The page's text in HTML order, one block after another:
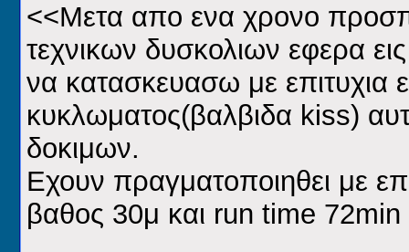
<<Μετα απο ενα χρονο
τεχνικων δυσκολιων εφερα
να κατασκευασω με επιτυχια
κυκλωματος(βαλβιδα kiss)
δοκιμων.
Εχουν πραγματοποιηθει με
βαθος 30μ και run time 72min